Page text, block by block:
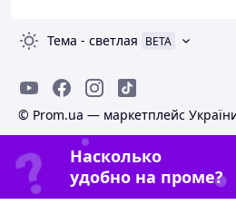
Тема - светлая BETA
© Prom.ua — маркетплейс
Насколько
удобно на проме?